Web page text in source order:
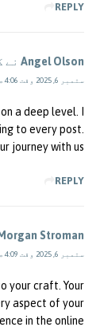
REPLY
Angel Olson نے
ستمبر 6, 2025 وقت 4:06 صبح
a deep level. I
to every post.
journey with us.
REPLY
Morgan Stroman
ستمبر 6, 2025 وقت 4:09 صبح
your craft. Your
aspect of your
in the online